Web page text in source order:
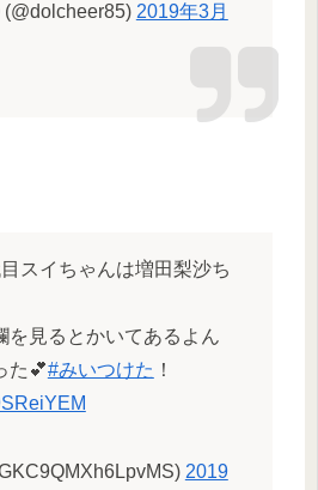
2019年3月
スイちゃんは増田梨沙ち
を見るとかいてあるよん
た💕#みいつけた ！
2019